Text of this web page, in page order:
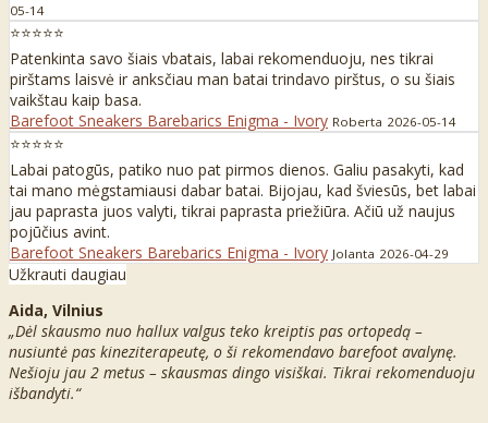
05-14
⭐⭐⭐⭐⭐
Patenkinta savo šiais vbatais, labai rekomenduoju, nes tikrai
pirštams laisvė ir anksčiau man batai trindavo pirštus, o su šiais
vaikštau kaip basa.
Barefoot Sneakers Barebarics Enigma - Ivory Roberta 2026-05-14
⭐⭐⭐⭐⭐
Labai patogūs, patiko nuo pat pirmos dienos. Galiu pasakyti, kad
tai mano mėgstamiausi dabar batai. Bijojau, kad šviesūs, bet labai
jau paprasta juos valyti, tikrai paprasta priežiūra. Ačiū už naujus
pojūčius avint.
Barefoot Sneakers Barebarics Enigma - Ivory Jolanta 2026-04-29
Užkrauti daugiau
Aida, Vilnius
„Dėl skausmo nuo hallux valgus teko kreiptis pas ortopedą –
nusiuntė pas kineziterapeutę, o ši rekomendavo barefoot avalynę.
Nešioju jau 2 metus – skausmas dingo visiškai. Tikrai rekomenduoju
išbandyti.“